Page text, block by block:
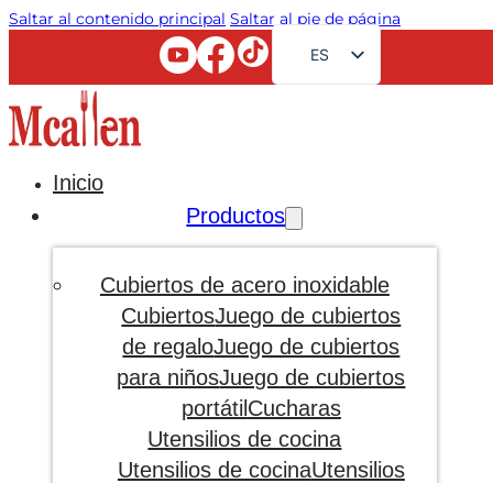
Saltar al contenido principal Saltar al pie de página
ES
EN
PT
KO
Inicio
Productos
Cubiertos de acero inoxidable
CubiertosJuego de cubiertos
de regaloJuego de cubiertos
para niñosJuego de cubiertos
portátil Cucharas
Utensilios de cocina
Utensilios de cocinaUtensilios